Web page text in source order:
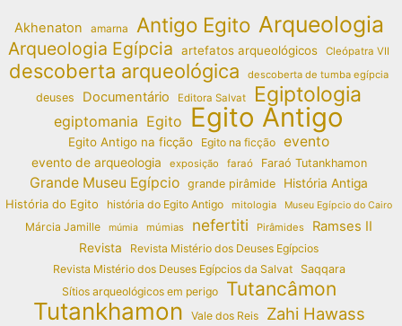
Akhenaton amarna Antigo Egito Arqueologia
Arqueologia Egípcia artefatos arqueológicos Cleópatra VII
descoberta arqueológica descoberta de tumba egípcia
deuses Documentário Editora Salvat Egiptologia
egiptomania Egito Egito Antigo
Egito Antigo na ficção Egito na ficção evento
evento de arqueologia exposição faraó Faraó Tutankhamon
Grande Museu Egípcio grande pirâmide
História Antiga
História do Egito
história do Egito Antigo mitologia Museu Egípcio do Cairo
Márcia Jamille múmia múmias nefertiti Pirâmides Ramses II
Revista
Revista Mistério dos Deuses Egípcios
Revista Mistério dos Deuses Egípcios da Salvat
Saqqara
Sítios arqueológicos em perigo
Tutancâmon
Tutankhamon Vale dos Reis Zahi Hawass